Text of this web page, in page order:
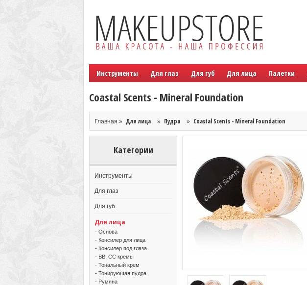
Инструменты Для глаз Для губ Для лица Палетки
Coastal Scents - Mineral Foundation
Главная » Для лица » Пудра » Coastal Scents - Mineral Foundation
Категории
Инструменты
Для глаз
Для губ
Для лица
- Основа
- Консилер для лица
- Консилер под глаза
- BB, CC кремы
- Тональный крем
- Тонирующая пудра
- Румяна